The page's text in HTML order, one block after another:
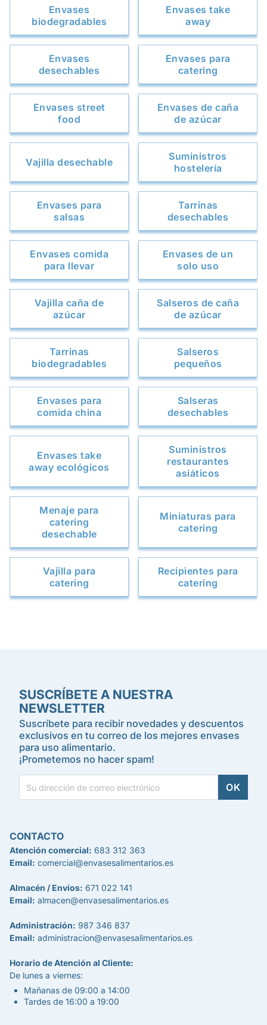
Envases
biodegradables
Envases take
away
Envases
desechables
Envases para
catering
Envases street
food
Envases de caña
de azúcar
Vajilla desechable
Suministros
hostelería
Envases para
salsas
Tarrinas
desechables
Envases comida
para llevar
Envases de un
solo uso
Vajilla caña de
azúcar
Salseros de caña
de azúcar
Tarrinas
biodegradables
Salseros
pequeños
Envases para
comida china
Salseras
desechables
Envases take
away ecológicos
Suministros
restaurantes
asiáticos
Menaje para
catering
desechable
Miniaturas para
catering
Vajilla para
catering
Recipientes para
catering
SUSCRÍBETE A NUESTRA
NEWSLETTER
Suscríbete para recibir novedades y descuentos
exclusivos en tu correo de los mejores envases
para uso alimentario.
¡Prometemos no hacer spam!
CONTACTO
Atención comercial: 683 312 363
Email: comercial@envasesalimentarios.es
Almacén / Envíos: 671 022 141
Email: almacen@envasesalimentarios.es
Administración: 987 346 837
Email: administracion@envasesalimentarios.es
Horario de Atención al Cliente:
De lunes a viernes:
Mañanas de 09:00 a 14:00
Tardes de 16:00 a 19:00